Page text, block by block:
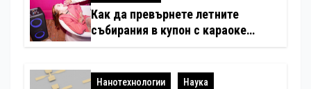
Как да превърнете летните
събирания в купон с караоке
Нанотехнологии Наука